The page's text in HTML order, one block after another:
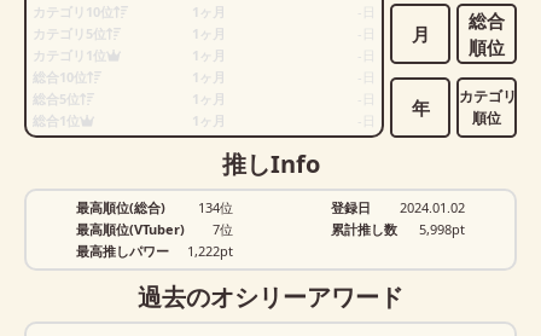
カテゴリ10位
1ヶ月
日
カテゴリ5位
1ヶ月
日
カテゴリ1位
1ヶ月
日
総合10位
1ヶ月
日
総合5位
1ヶ月
日
総合1位
1ヶ月 日
月
年
総合
順位
カテゴリ
順位
推しInfo
最高順位(総合)
134位
最高順位(VTuber)
7位
最高推しパワー
1,222pt
登録日
2024.01.02
累計推し数
5,998pt
過去のオシリーアワード